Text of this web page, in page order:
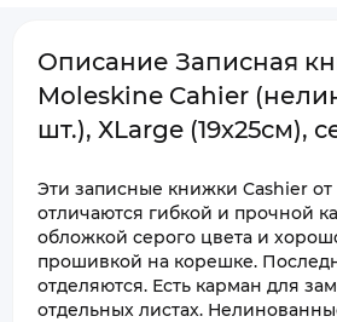
Описание Записная
Moleskine Cahier
шт.), ХLarge (19х25см),
Эти записные книжки Cashier
отличаются гибкой и прочной
обложкой серого цвета и
прошивкой на корешке.
отделяются. Есть карман для
отдельных листах.